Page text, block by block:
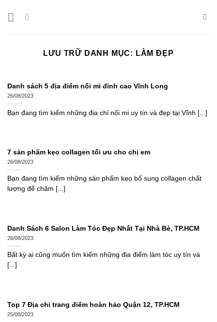
LƯU TRỮ DANH MỤC: LÀM ĐẸP
Danh sách 5 địa điểm nối mi đỉnh cao Vĩnh Long
26/08/2023
Bạn đang tìm kiếm những địa chỉ nối mi uy tín và đẹp tại Vĩnh [...]
7 sản phẩm kẹo collagen tối ưu cho chị em
26/08/2023
Bạn đang tìm kiếm những sản phẩm kẹo bổ sung collagen chất
lượng để chăm [...]
Danh Sách 6 Salon Làm Tóc Đẹp Nhất Tại Nhà Bè, TP.HCM
26/08/2023
Bất kỳ ai cũng muốn tìm kiếm những địa điểm làm tóc uy tín và
[...]
Top 7 Địa chỉ trang điểm hoàn hảo Quận 12, TP.HCM
25/08/2023